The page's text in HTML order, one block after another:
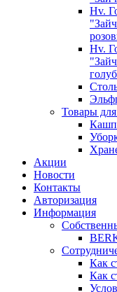
Hv.
Hv.
Товары
Акции
Новости
Контакты
Авторизация
Информация
Как
Как